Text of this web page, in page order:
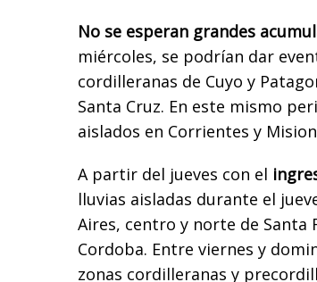
No se esperan grandes
miércoles, se podrían dar
cordilleranas de Cuyo y
Santa Cruz. En este mismo
aislados en Corrientes y
A partir del jueves con el
lluvias aisladas durante el
Aires, centro y norte de Santa
Cordoba. Entre viernes y
zonas cordilleranas y